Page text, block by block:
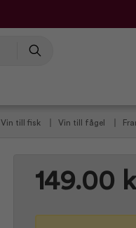
Vin till fisk Vin till fågel
149.00